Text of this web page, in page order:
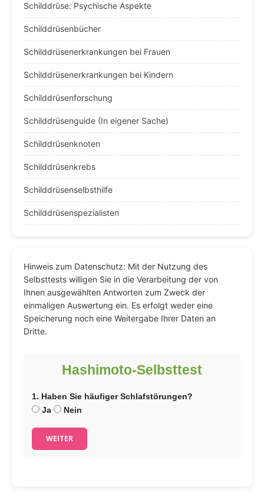
Schilddrüse: Psychische Aspekte
Schilddrüsenbücher
Schilddrüsenerkrankungen bei Frauen
Schilddrüsenerkrankungen bei Kindern
Schilddrüsenforschung
Schilddrüsenguide (In eigener Sache)
Schilddrüsenknoten
Schilddrüsenkrebs
Schilddrüsenselbsthilfe
Schilddrüsenspezialisten
Hinweis zum Datenschutz: Mit der Nutzung des
Selbsttests willigen Sie in die Verarbeitung der von
Ihnen ausgewählten Antworten zum Zweck der
einmaligen Auswertung ein. Es erfolgt weder eine
Speicherung noch eine Weitergabe Ihrer Daten an
Dritte.
Hashimoto-Selbsttest
1. Haben Sie häufiger Schlafstörungen?
Ja
Nein
WEITER